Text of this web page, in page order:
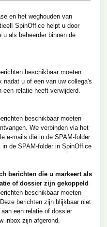
en het weghouden van
SpinOffice helpt u door
u als beheerder binnen de
beschikbaar moeten
nadat u of een van uw collega's
relatie heeft verwijderd.
beschikbaar moeten
We verbinden via het
e-mails die in de SPAM-folder
de SPAM-folder in SpinOffice
berichten die u markeert als
of dossier zijn gekoppeld
beschikbaar moeten
berichten zijn blijkbaar niet
een relatie of dossier
inbox zijn afgerond.